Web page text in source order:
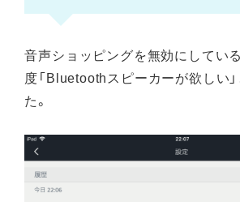
音声ショッピングを無効にしてい
度「Bluetoothスピーカーが欲しい
た。